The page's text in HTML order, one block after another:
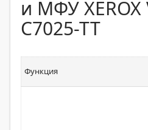
и МФУ XEROX
C7025-TT
Функция